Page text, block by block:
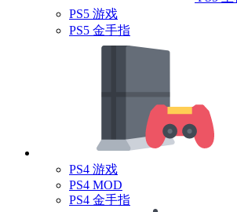
PS5 游戏
PS5 金手指
PS4 游戏
PS4 MOD
PS4 金手指